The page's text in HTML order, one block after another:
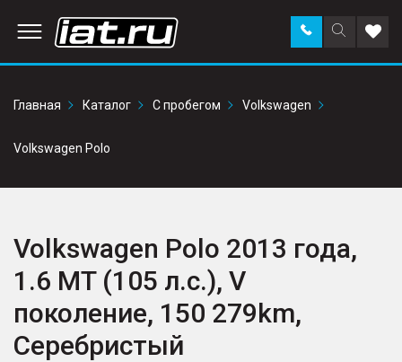
Поиск
по
Заказать
звонок в
Главная
Каталог С пробегом Volkswagen
Volkswagen Polo
Volkswagen Polo 2013 года,
1.6 MT (105 л.с.), V
поколение, 150 279km,
Серебристый